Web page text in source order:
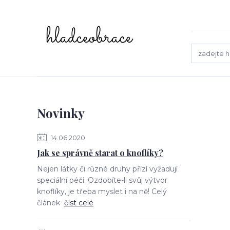
Novinky
14.06.2020
Jak se správně starat o knoflíky?
Nejen látky či různé druhy přízí vyžadují
speciální péči. Ozdobíte-li svůj výtvor
knoflíky, je třeba myslet i na ně! Celý
článek číst celé